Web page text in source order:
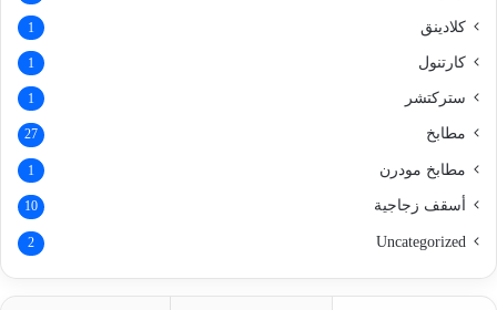
كلادينق 1
كارتنول 1
ستركتشر 1
مطابخ 27
مطابخ مودرن 1
أسقف زجاجية 10
Uncategorized
2